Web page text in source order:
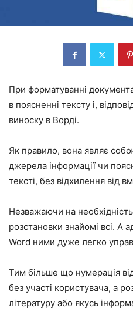
При форматуванні
в поясненні тексту і,
виноску в Ворді.
Як правило, вона являє
джерела інформації чи
тексті, без відхилення від
Незважаючи на
розстановки знайомі всі. А
Word ними дуже легко
Тим більше що нумерація
без участі користувача, а
літературу або якусь